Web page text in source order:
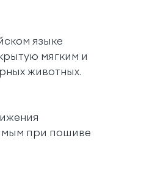
языке
мягким и
животных.
при пошиве